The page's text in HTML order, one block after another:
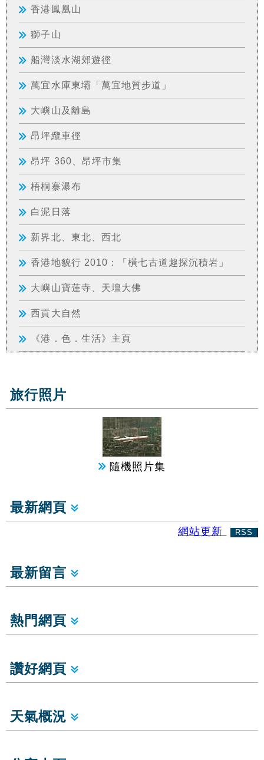
香港鳳凰山
獅子山
船灣淡水湖郊遊徑
萬宜水庫東壩「萬宜地質步道」
大嶼山及離島
昂坪纜車徑
昂坪 360、昂坪市集
梧桐寨瀑布
白泥日落
新界北、東北、西北
香港地貌行 2010：「橫七古道趣探沉積岩」
大嶼山寶蓮寺、天壇大佛
西貢大自然
《港．色．生活》主頁
旅行照片
隨機照片集
最新網頁
網站更新 RSS
最新留言
熱門網頁
讚好網頁
天氣概況